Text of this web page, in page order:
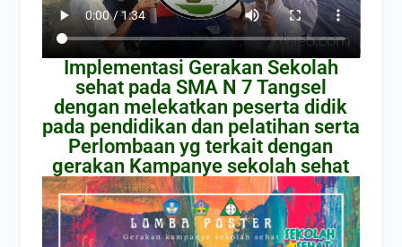
Implementasi Gerakan Sekolah
sehat pada SMA N 7 Tangsel
dengan melekatkan peserta didik
pada pendidikan dan pelatihan serta
Perlombaan yg terkait dengan
gerakan Kampanye sekolah sehat